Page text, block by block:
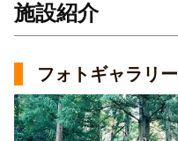
施設紹介
フォトギャラリー